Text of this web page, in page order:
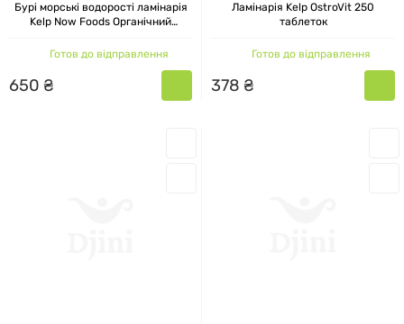
Бурі морські водорості ламінарія
Kelp Now Foods Органічний
Готов до відправлення
650 ₴
Ламінарія Kelp OstroVit 250
таблеток
Готов до відправлення
378 ₴